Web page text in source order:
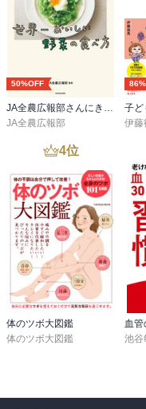
50%OFF
JA全農広報部さんにきいた 世界一おいしい野菜の食べ方
JA全農広報部
伊藤
4位
体のツボ大図鑑
体のツボ大図鑑
池谷